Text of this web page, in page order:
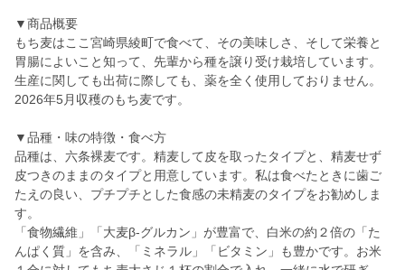
▼商品概要
もち麦はここ宮崎県綾町で食べて、その美味しさ、そして栄養と
胃腸によいこと知って、先輩から種を譲り受け栽培しています。
生産に関しても出荷に際しても、薬を全く使用しておりません。
2026年5月収穫のもち麦です。
▼品種・味の特徴・食べ方
品種は、六条裸麦です。精麦して皮を取ったタイプと、精麦せず
皮つきのままのタイプと用意しています。私は食べたときに歯ご
たえの良い、プチプチとした食感の未精麦のタイプをお勧めしま
す。
「食物繊維」「大麦β-グルカン」が豊富で、白米の約２倍の「た
んぱく質」を含み、「ミネラル」「ビタミン」も豊かです。お米